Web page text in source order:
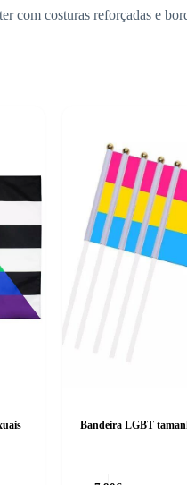
com costuras reforçadas e
Bandeira LGBT